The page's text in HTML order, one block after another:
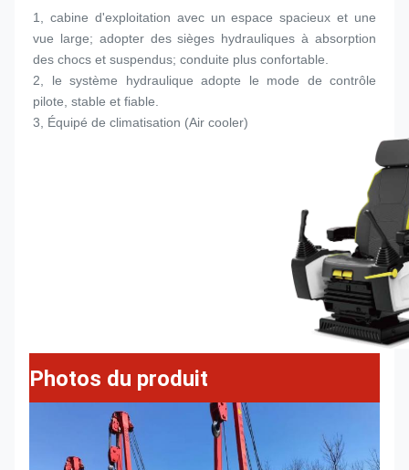
1, cabine d'exploitation avec un espace spacieux et une
vue large; adopter des sièges hydrauliques à absorption
des chocs et suspendus; conduite plus confortable.
2, le système hydraulique adopte le mode de contrôle
pilote, stable et fiable.
3, Équipé de climatisation (Air cooler)
Photos du produit